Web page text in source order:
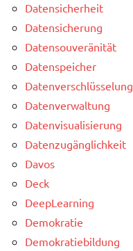
Datensicherheit
Datensicherung
Datensouveränität
Datenspeicher
Datenverschlüsselung
Datenverwaltung
Datenvisualisierung
Datenzugänglichkeit
Davos
Deck
DeepLearning
Demokratie
Demokratiebildung